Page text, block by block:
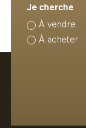
Je cherche
À vendre
À acheter